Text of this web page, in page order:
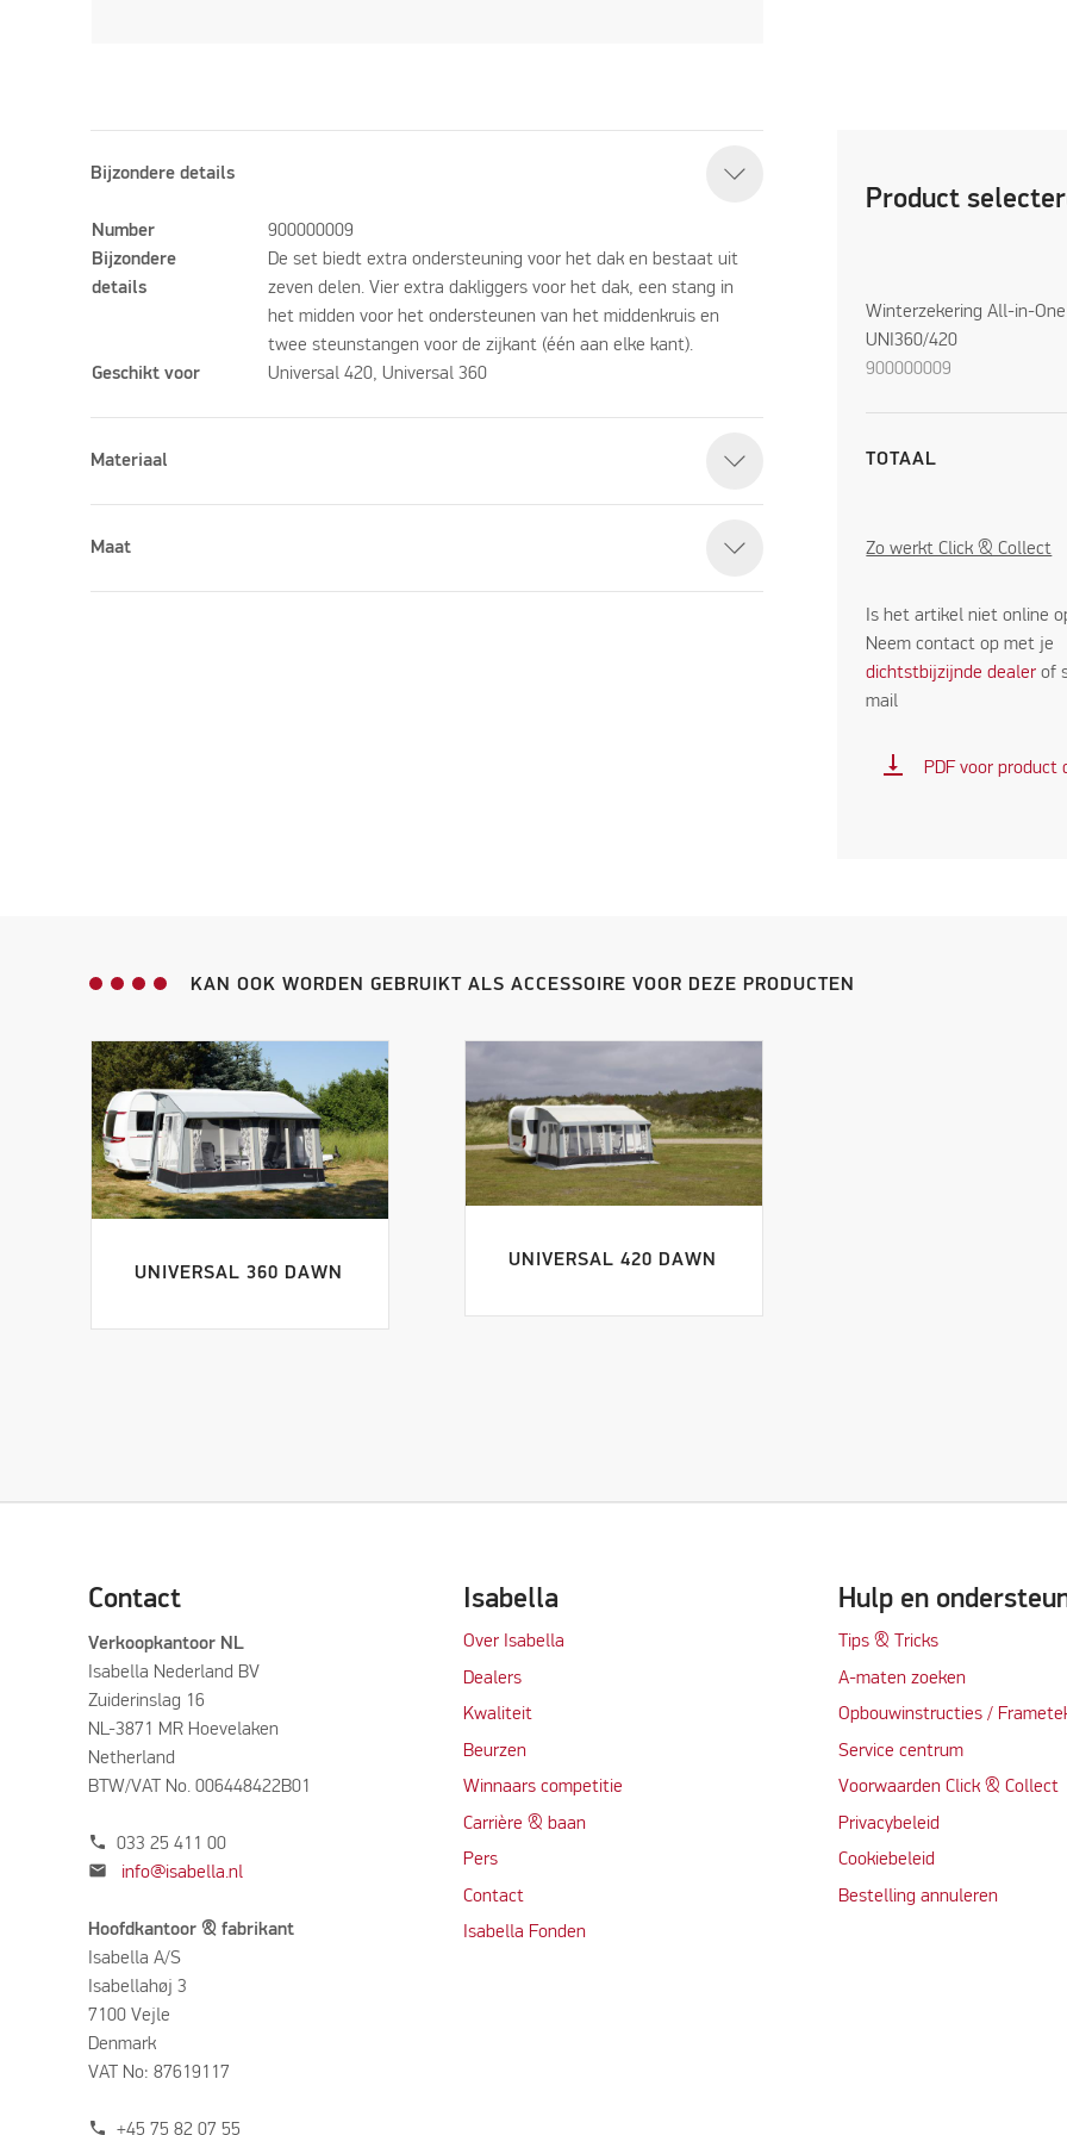
Product
Winterzekering All-in-One
UNI360/420
900000009
TOTAAL
Zo werkt Click & Collect
Is het artikel niet online
Neem contact op met je
dichtstbijzijnde dealerof
mail
vertical_align_bottom PDF voor product
Bijzondere details
Number
900000009
Bijzondere
details
De set biedt extra ondersteuning voor het dak en bestaat uit
zeven delen. Vier extra dakliggers voor het dak, een stang in
het midden voor het ondersteunen van het middenkruis en
twee steunstangen voor de zijkant (één aan elke kant).
Geschikt voor
Universal 420, Universal 360
Materiaal
Maat
KAN OOK WORDEN GEBRUIKT ALS ACCESSOIRE VOOR DEZE PRODUCTEN
UNIVERSAL 360 DAWN
UNIVERSAL 420 DAWN
Contact
Verkoopkantoor NL
Isabella Nederland BV
Zuiderinslag 16
NL-3871 MR Hoevelaken
Netherland
BTW/VAT No. 006448422B01
phone 033 25 411 00
mail info@isabella.nl
Hoofdkantoor & fabrikant
Isabella A/S
Isabellahøj 3
7100 Vejle
Denmark
VAT No: 87619117
phone +45 75 82 07 55
Isabella
Over Isabella
Dealers
Kwaliteit
Beurzen
Winnaars competitie
Carrière & baan
Pers
Contact
Isabella Fonden
Hulp en
Tips & Tricks
A-maten zoeken
Opbouwinstructies /
Service centrum
Voorwaarden Click & Collect
Privacybeleid
Cookiebeleid
Bestelling annuleren